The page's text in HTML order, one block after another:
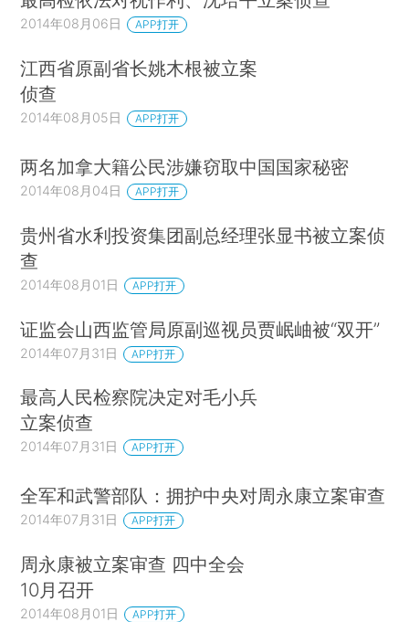
2014年08月06日 APP打开
江西省原副省长姚木根被立案
侦查
2014年08月05日 APP打开
两名加拿大籍公民涉嫌窃取中国国家秘密
2014年08月04日 APP打开
贵州省水利投资集团副总经理张显书被立案侦
查
2014年08月01日 APP打开
证监会山西监管局原副巡视员贾岷岫被“双开”
2014年07月31日 APP打开
最高人民检察院决定对毛小兵
立案侦查
2014年07月31日 APP打开
全军和武警部队：拥护中央对周永康立案审查
2014年07月31日 APP打开
周永康被立案审查 四中全会
10月召开
2014年08月01日 APP打开